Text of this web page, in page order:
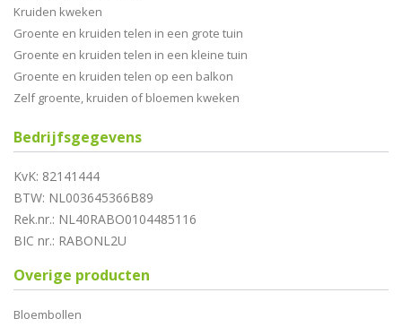
Kruiden kweken
Groente en kruiden telen in een grote tuin
Groente en kruiden telen in een kleine tuin
Groente en kruiden telen op een balkon
Zelf groente, kruiden of bloemen kweken
Bedrijfsgegevens
KvK: 82141444
BTW: NL003645366B89
Rek.nr.: NL40RABO0104485116
BIC nr.: RABONL2U
Overige producten
Bloembollen